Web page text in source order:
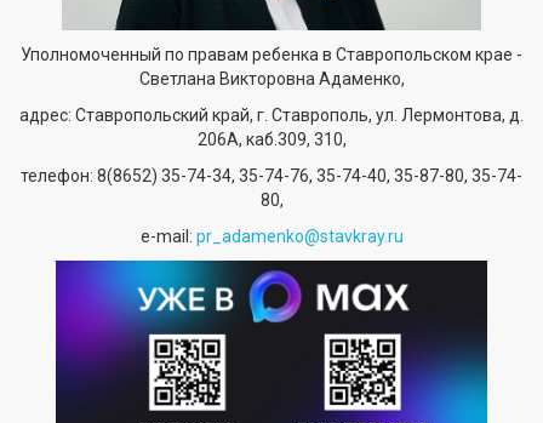
Уполномоченный по правам ребенка в Ставропольском крае -
Светлана Викторовна Адаменко,
адрес: Ставропольский край, г. Ставрополь, ул. Лермонтова, д.
206А, каб.309, 310,
телефон: 8(8652) 35-74-34, 35-74-76, 35-74-40, 35-87-80, 35-74-
80,
е-mail: pr_adamenko@stavkray.ru